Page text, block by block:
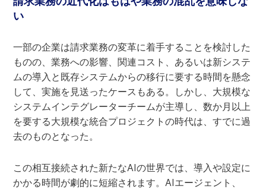
い
一部の企業は請求業務の変革に着手することを検討した
ものの、業務への影響、関連コスト、あるいは新システ
ムの導入と既存システムからの移行に要する時間を懸念
して、実施を見送ったケースもある。しかし、大規模な
システムインテグレーターチームが主導し、数か月以上
を要する大規模な統合プロジェクトの時代は、すでに過
去のものとなった。
この相互接続された新たなAIの世界では、導入や設定に
かかる時間が劇的に短縮されます。AIエージェント、